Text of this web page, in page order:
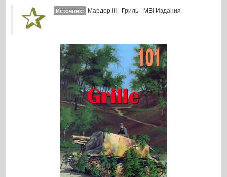
Источник: Мардер III - Гриль - MBI Издания